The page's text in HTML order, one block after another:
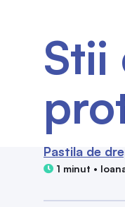
Stii
Pastila de
1 minut •